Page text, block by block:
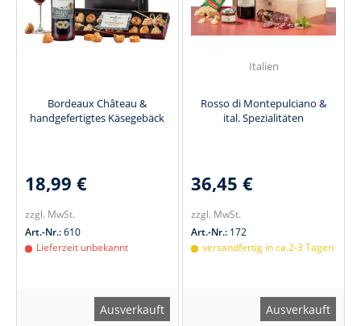
Bordeaux Château &
handgefertigtes Käsegebäck
18,99 €
zzgl. MwSt.
Art.-Nr.:610
Lieferzeit unbekannt
Ausverkauft
Italien
Rosso di Montepulciano &
ital. Spezialitäten
36,45 €
zzgl. MwSt.
Art.-Nr.: 172
versandfertig in ca.2-3 Tagen
Ausverkauft